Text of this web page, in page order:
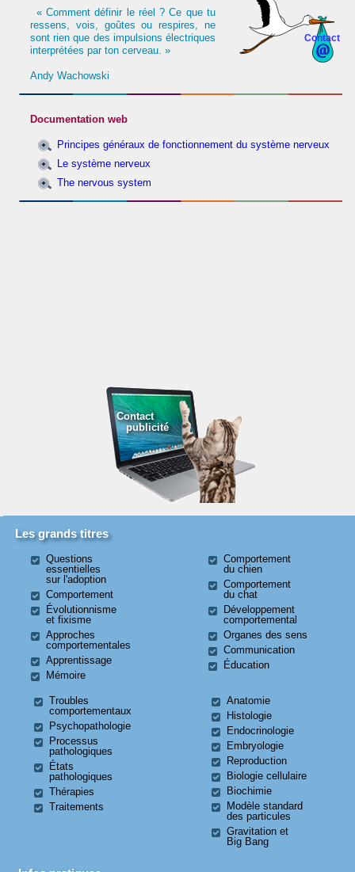
Contact
« Comment définir le réel ? Ce que tu
ressens, vois, goûtes ou respires, ne
sont rien que des impulsions électriques
interprétées par ton cerveau. »
Andy Wachowski
Documentation web
Principes généraux de fonctionnement du système nerveux
Le système nerveux
The nervous system
Contact
publicité
Les grands titres
Questions
essentielles
sur l'adoption
Comportement
Évolutionnisme
et fixisme
Approches
comportementales
Apprentissage
Mémoire
Comportement
du chien
Comportement
du chat
Développement
comportemental
Organes des sens
Communication
Éducation
Troubles
comportementaux
Psychopathologie
Processus
pathologiques
États
pathologiques
Thérapies
Traitements
Anatomie
Histologie
Endocrinologie
Embryologie
Reproduction
Biologie cellulaire
Biochimie
Modèle standard
des particules
Gravitation et
Big Bang